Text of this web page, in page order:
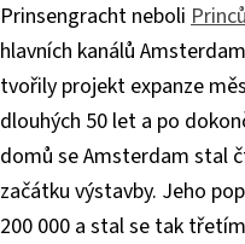
Prinsengracht neboli
hlavních kanálů
tvořily projekt expanze
dlouhých 50 let a po
domů se Amsterdam stal
začátku výstavby. Jeho
200 000 a stal se tak